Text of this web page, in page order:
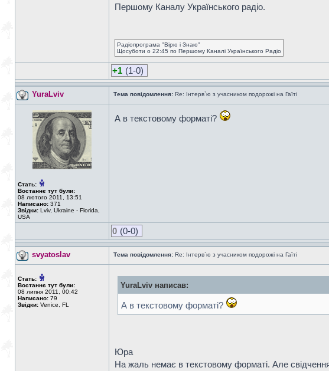
Першому Каналу Українського радіо.
Радіопрограма "Вірю і Знаю"
Щосуботи о 22:45 по Першому Каналі Українського Радіо
+1 (1-0)
YuraLviv Тема повідомлення: Re: Інтерв`ю з учасником подорожі на Гаїті
Стать:
Востаннє тут були:
08 лютого 2011, 13:51
Написано: 371
Звідки: Lviv, Ukraine - Florida,
USA
А в текстовому форматі?
0 (0-0)
svyatoslav Тема повідомлення: Re: Інтерв`ю з учасником подорожі на Гаїті
Стать:
Востаннє тут були:
08 липня 2011, 00:42
Написано: 79
Звідки: Venice, FL
YuraLviv написав:
А в текстовому форматі?
Юра
На жаль немає в текстовому форматі. Але свідчення